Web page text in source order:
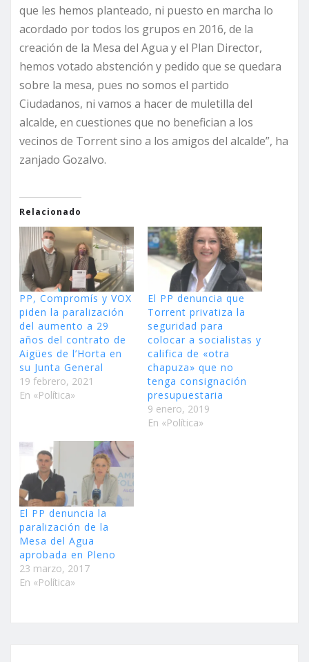
que les hemos planteado, ni puesto en marcha lo
acordado por todos los grupos en 2016, de la
creación de la Mesa del Agua y el Plan Director,
hemos votado abstención y pedido que se quedara
sobre la mesa, pues no somos el partido
Ciudadanos, ni vamos a hacer de muletilla del
alcalde, en cuestiones que no benefician a los
vecinos de Torrent sino a los amigos del alcalde”, ha
zanjado Gozalvo.
Relacionado
PP, Compromís y VOX
piden la paralización
del aumento a 29
años del contrato de
Aigües de l’Horta en
su Junta General
19 febrero, 2021
En «Política»
El PP denuncia que
Torrent privatiza la
seguridad para
colocar a socialistas y
califica de «otra
chapuza» que no
tenga consignación
presupuestaria
9 enero, 2019
En «Política»
El PP denuncia la
paralización de la
Mesa del Agua
aprobada en Pleno
23 marzo, 2017
En «Política»